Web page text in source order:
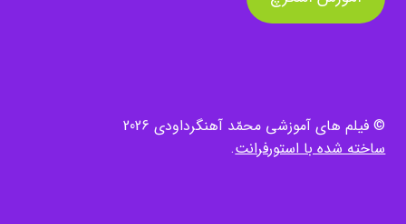
© فیلم های آموزشی محمّد آهنگرداودی 2026
ساخته شده با استورفرانت.